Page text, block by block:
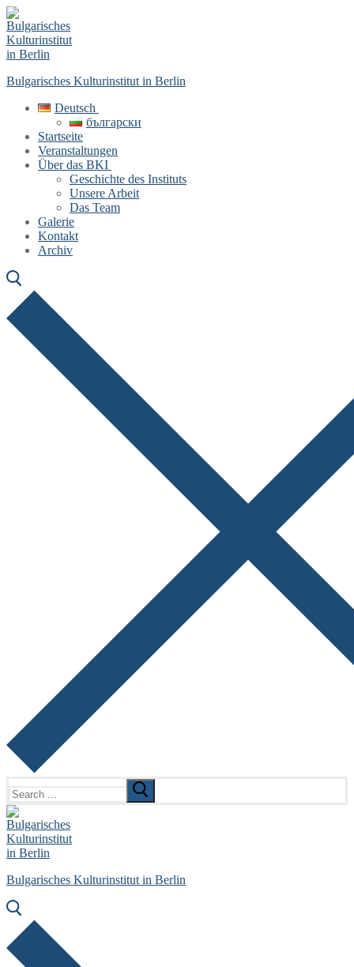
Skip
to
content
Menu
Close
Bulgarisches Kulturinstitut in Berlin
Deutsch
български
Startseite
Veranstaltungen
Über das BKI
Geschichte des Instituts
Unsere Arbeit
Das Team
Galerie
Kontakt
Archiv
for:
Bulgarisches Kulturinstitut in Berlin